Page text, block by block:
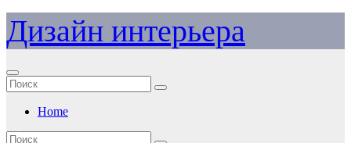
Перейти
к
содержимому
Дизайн интерьера
Home